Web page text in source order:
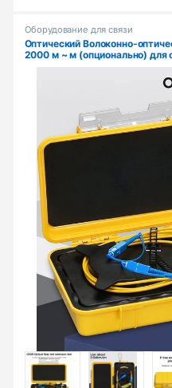
Оборудование для связи
Оптический Волоконно-
2000 м ~ м (опционально) для